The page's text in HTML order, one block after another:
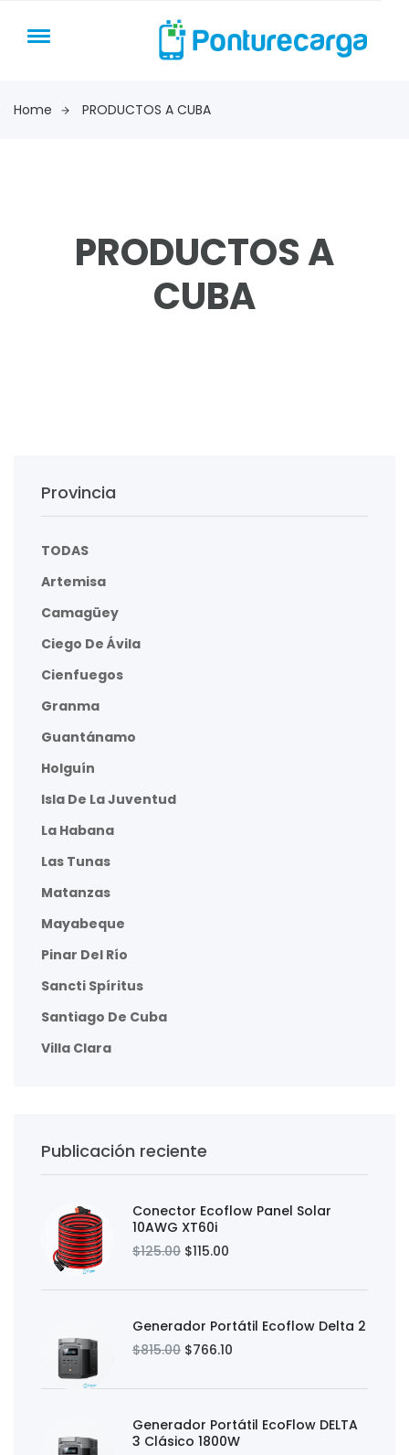
Home PRODUCTOS A CUBA
PRODUCTOS A
CUBA
Provincia
TODAS
Artemisa
Camagüey
Ciego De Ávila
Cienfuegos
Granma
Guantánamo
Holguín
Isla De La Juventud
La Habana
Las Tunas
Matanzas
Mayabeque
Pinar Del Río
Sancti Spíritus
Santiago De Cuba
Villa Clara
Publicación reciente
Conector Ecoflow Panel Solar
10AWG XT60i
$125.00 $115.00
Generador Portátil Ecoflow Delta 2
$815.00 $766.10
Generador Portátil EcoFlow DELTA
3 Clásico 1800W